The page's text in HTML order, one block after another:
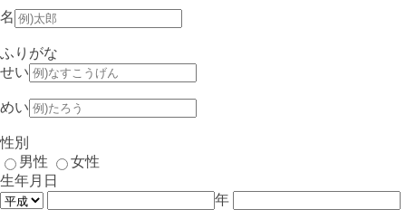
名
ふりがな
せい
めい
性別
男性
女性
生年月日
年